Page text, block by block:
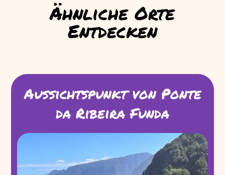
Ähnliche Orte
Entdecken
Aussichtspunkt von Ponte
da Ribeira Funda